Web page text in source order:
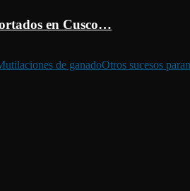
en Cusco…
de ganadoOtros sucesos